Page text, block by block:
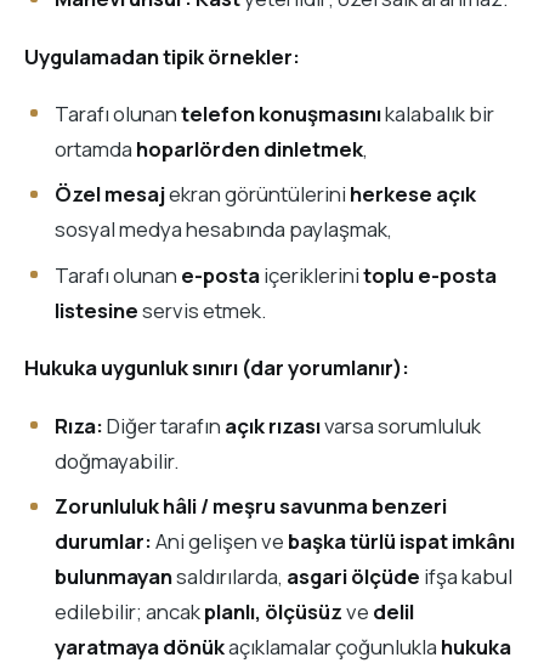
Uygulamadan tipik örnekler:
Tarafı olunantelefon konuşmasınıkalabalık bir
ortamda hoparlörden dinletmek,
Özel mesajekran görüntülerini herkese açık
sosyal medya hesabında paylaşmak,
Tarafı olunan e-postaiçeriklerinitoplu e-posta
listesineservis etmek.
Hukuka uygunluk sınırı (dar yorumlanır):
Rıza:Diğer tarafın açık rızasıvarsa sorumluluk
doğmayabilir.
Zorunluluk hâli / meşru savunma benzeri
durumlar:Ani gelişen ve başka türlü ispat imkânı
bulunmayansaldırılarda, asgari ölçüde ifşa kabul
edilebilir; ancakplanlı, ölçüsüzve delil
yaratmaya dönükaçıklamalar çoğunlukla hukuka